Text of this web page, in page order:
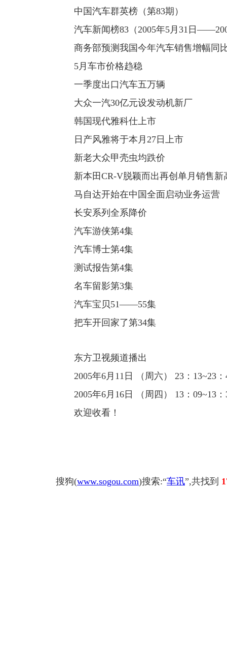
中国汽车群英榜（第83期）
汽车新闻榜83（2005年5月31日
商务部预测我国今年汽车销售增幅同
5月车市价格趋稳
一季度出口汽车五万辆
大众一汽30亿元设发动机新厂
韩国现代雅科仕上市
日产风雅将于本月27日上市
新老大众甲壳虫均跌价
新本田CR-V脱颖而出再创单月销售新
马自达开始在中国全面启动业务运营
长安系列全系降价
汽车游侠第4集
汽车博士第4集
测试报告第4集
名车留影第3集
汽车宝贝51——55集
把车开回家了第34集
东方卫视频道播出
2005年6月11日 （周六） 23：13~23：
2005年6月16日 （周四） 13：09~13：
欢迎收看！
搜狗(www.sogou.com)搜索:“车讯”,共找到